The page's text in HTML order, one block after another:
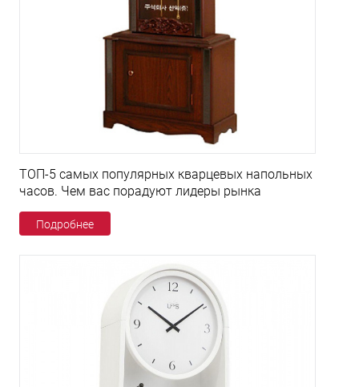
ТОП-5 самых популярных кварцевых напольных
часов. Чем вас порадуют лидеры рынка
Подробнее